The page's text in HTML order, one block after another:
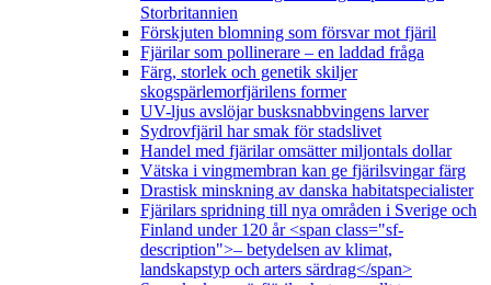
Storbritannien
Förskjuten blomning som försvar mot fjäril
Fjärilar som pollinerare – en laddad fråga
Färg, storlek och genetik skiljer
skogspärlemorfjärilens former
UV-ljus avslöjar busksnabbvingens larver
Sydrovfjäril har smak för stadslivet
Handel med fjärilar omsätter miljontals dollar
Vätska i vingmembran kan ge fjärilsvingar färg
Drastisk minskning av danska habitatspecialister
Fjärilars spridning till nya områden i Sverige och
Finland under 120 år <span class="sf-
description">– betydelsen av klimat,
landskapstyp och arters särdrag</span>